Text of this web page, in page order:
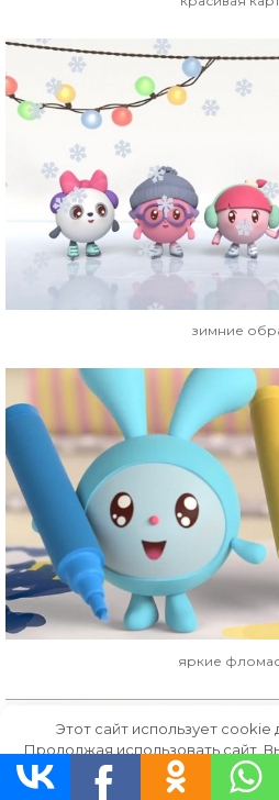
зимние
яркие
Этот сайт использует cookie
Продолжая использовать сайт,
работу с этими